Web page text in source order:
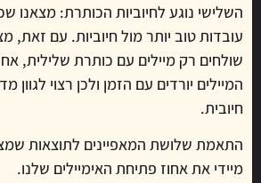
השלישי נוגע לחיוביות הכותרת: מצאנו
עובדות טוב יותר מול חיוביות. עם זאת,
שולחים רק מיילים עם כותרת שלילית,
המיילים יורדים עם הזמן ולכן רצוי
חיובית.
התאמת שלושת המאפיינים לתוצאות
מיידי את אחוז פתיחת האימיילים שלנו.